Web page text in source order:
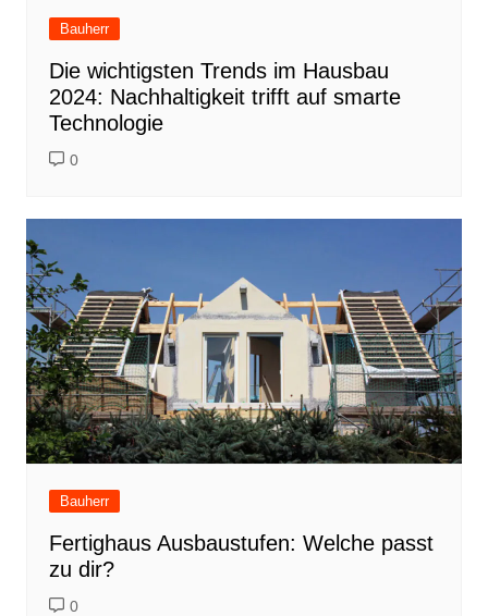
Bauherr
Die wichtigsten Trends im Hausbau
2024: Nachhaltigkeit trifft auf smarte
Technologie
0
Bauherr
Fertighaus Ausbaustufen: Welche passt
zu dir?
0